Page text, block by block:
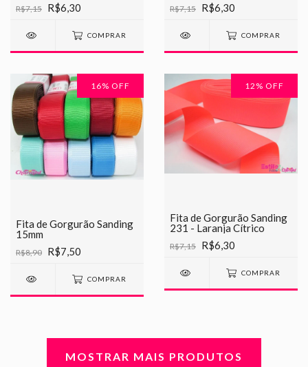
R$7,15 R$6,30
COMPRAR
R$7,15 R$6,30
COMPRAR
16% OFF
Fita de Gorgurão Sanding
15mm
R$8,90 R$7,50
COMPRAR
12 % OFF
Fita de Gorgurão Sanding
231 - Laranja Cítrico
R$7,15 R$6,30
COMPRAR
MOSTRAR MAIS PRODUTOS